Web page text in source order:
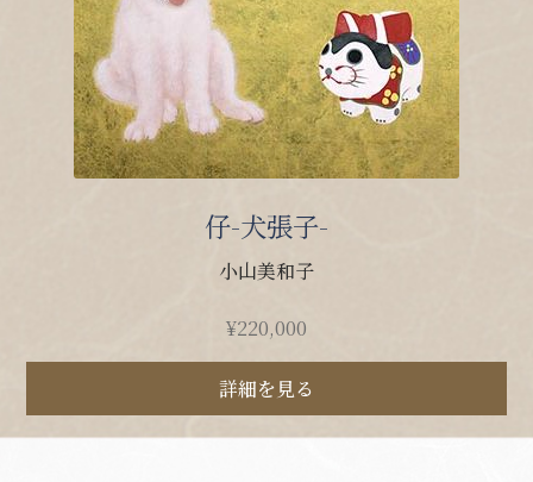
仔-犬張子-
小山美和子
¥220,000
詳細を見る